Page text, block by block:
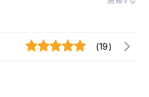
(19)